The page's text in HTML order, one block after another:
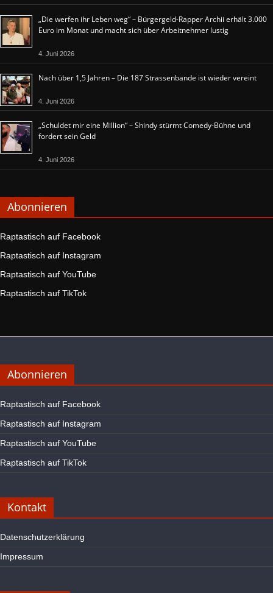
„Die werfen ihr Leben weg“ – Bürgergeld-Rapper Archii erhält 3.000
Euro im Monat und macht sich über Arbeitnehmer lustig
4. Juni 2026
Nach über 1,5 Jahren – Die 187 Strassenbande ist wieder vereint
4. Juni 2026
„Schuldet mir eine Million“ – Shindy stürmt Comedy-Bühne und
fordert sein Geld
4. Juni 2026
Abonnieren
Raptastisch auf Facebook
Raptastisch auf Instagram
Raptastisch auf YouTube
Raptastisch auf TikTok
Abonnieren
Raptastisch auf Facebook
Raptastisch auf Instagram
Raptastisch auf YouTube
Raptastisch auf TikTok
Kontakt
Datenschutzerklärung
Impressum